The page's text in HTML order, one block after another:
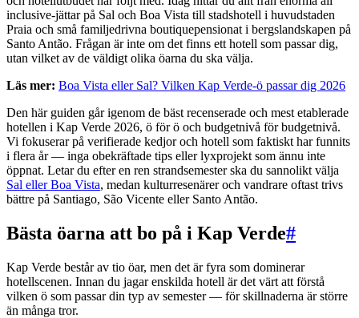
inclusive-jättar på Sal och Boa Vista till stadshotell i huvudstaden
Praia och små familjedrivna boutiquepensionat i bergslandskapen på
Santo Antão. Frågan är inte om det finns ett hotell som passar dig,
utan vilket av de väldigt olika öarna du ska välja.
Läs mer: Boa Vista eller Sal? Vilken Kap Verde-ö passar dig 2026
Den här guiden går igenom de bäst recenserade och mest etablerade
hotellen i Kap Verde 2026, ö för ö och budgetnivå för budgetnivå.
Vi fokuserar på verifierade kedjor och hotell som faktiskt har funnits
i flera år — inga obekräftade tips eller lyxprojekt som ännu inte
öppnat. Letar du efter en ren strandsemester ska du sannolikt välja
Sal eller Boa Vista, medan kulturresenärer och vandrare oftast trivs
bättre på Santiago, São Vicente eller Santo Antão.
Bästa öarna att bo på i Kap Verde#
Kap Verde består av tio öar, men det är fyra som dominerar
hotellscenen. Innan du jagar enskilda hotell är det värt att förstå
vilken ö som passar din typ av semester — för skillnaderna är större
än många tror.